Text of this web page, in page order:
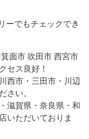
ーでもチェックでき
面市 吹田市 西宮市
セス良好！
西市・三田市・川辺
さい。
滋賀県・奈良県・和
いただいておりま